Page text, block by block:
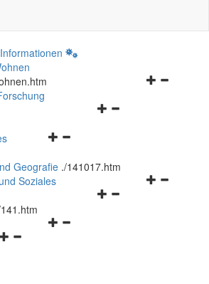
Navigationsmenü
Navigationsmenü
und
schließen
Geografie ./141017.htm
Navigationsmenü
Soziales
Navigationsmenü
Navigationsmenü